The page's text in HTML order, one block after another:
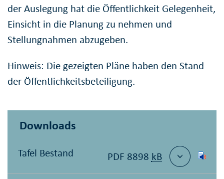
der Auslegung hat die Öffentlichkeit Gelegenheit,
Einsicht in die Planung zu nehmen und
Stellungnahmen abzugeben.
Hinweis: Die gezeigten Pläne haben den Stand
der Öffentlichkeitsbeteiligung.
Downloads
Tafel Bestand PDF 8898 kB